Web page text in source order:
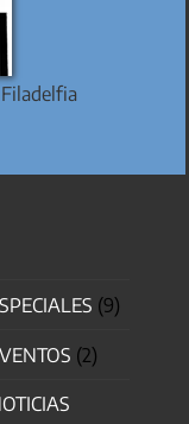
(9)
(2)